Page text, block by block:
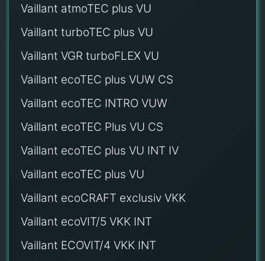
Vaillant atmoTEC plus VU
Vaillant turboTEC plus VU
Vaillant VGR turboFLEX VU
Vaillant ecoTEC plus VUW CS
Vaillant ecoTEC INTRO VUW
Vaillant ecoTEC Plus VU CS
Vaillant ecoTEC plus VU INT IV
Vaillant ecoTEC plus VU
Vaillant ecoCRAFT exclusiv VKK
Vaillant ecoVIT/5 VKK INT
Vaillant ECOVIT/4 VKK INT